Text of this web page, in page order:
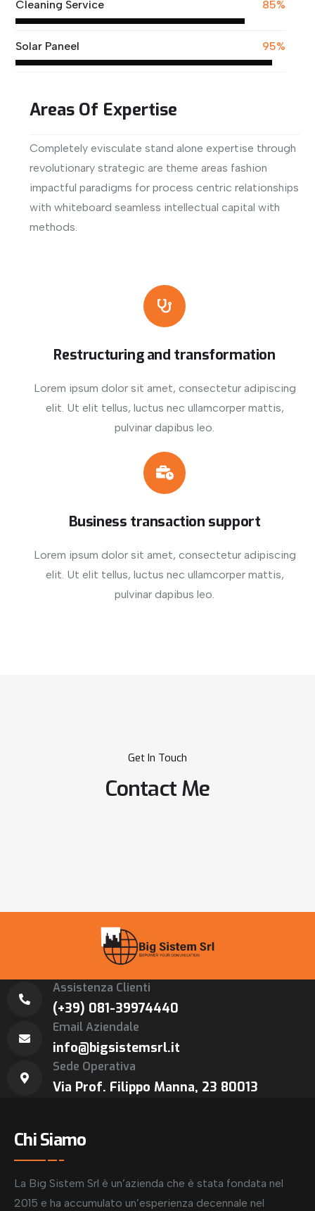
Cleaning Service 85%
Solar Paneel 95%
Areas Of Expertise
Completely evisculate stand alone expertise through
revolutionary strategic are theme areas fashion
impactful paradigms for process centric relationships
with whiteboard seamless intellectual capital with
methods.
Restructuring and transformation
Lorem ipsum dolor sit amet, consectetur adipiscing
elit. Ut elit tellus, luctus nec ullamcorper mattis,
pulvinar dapibus leo.
Business transaction support
Lorem ipsum dolor sit amet, consectetur adipiscing
elit. Ut elit tellus, luctus nec ullamcorper mattis,
pulvinar dapibus leo.
Get In Touch
Contact Me
Assistenza Clienti
(+39) 081-39974440
Email Aziendale
info@bigsistemsrl.it
Sede Operativa
Via Prof. Filippo Manna, 23 80013
Chi Siamo
La Big Sistem Srl è un’azienda che è stata fondata nel
2015 e ha accumulato un’esperienza decennale nel